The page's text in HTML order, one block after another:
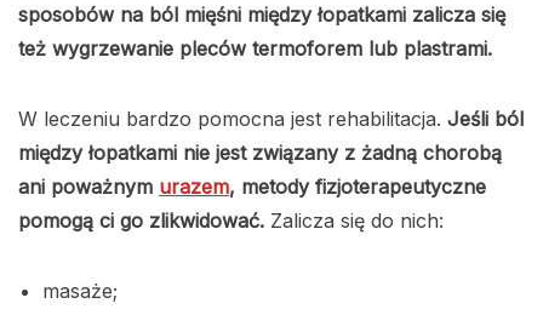
sposobów na ból mięśni między łopatkami zalicza się
też wygrzewanie pleców termoforem lub plastrami.
W leczeniu bardzo pomocna jest rehabilitacja. Jeśli ból
między łopatkami nie jest związany z żadną chorobą
ani poważnym urazem, metody fizjoterapeutyczne
pomogą ci go zlikwidować. Zalicza się do nich:
masaże;